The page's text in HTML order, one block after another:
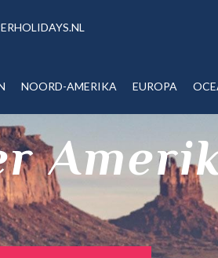
NOORD-AMERIKA EUROPA